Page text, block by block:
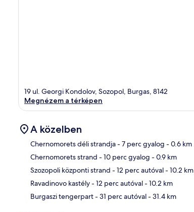
19 ul. Georgi Kondolov, Sozopol, Burgas, 8142
Megnézem a térképen
A közelben
Chernomorets déli strandja- 7 perc gyalog - 0.6 km
Chernomorets strand - 10 perc gyalog - 0.9 km
Szozopoli központi strand - 12 perc autóval- 10.2 km
Ravadinovo kastély- 12 perc autóval- 10.2 km
Burgaszi tengerpart- 31 perc autóval- 31.4 km